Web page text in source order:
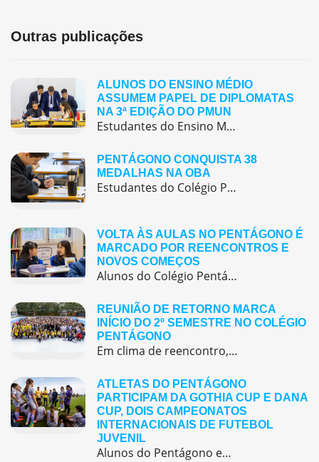
Outras publicações
ALUNOS DO ENSINO MÉDIO
ASSUMEM PAPEL DE DIPLOMATAS
NA 3ª EDIÇÃO DO PMUN
Estudantes do Ensino Médio do Colégio Pentágono protagonizaram uma simulação da ONU, defendendo posições de países em comitês temáticos e vivenciando, na prática, negociações diplomáticas multilíngues.
PENTÁGONO CONQUISTA 38
MEDALHAS NA OBA
Estudantes do Colégio Pentágono conquistam excelente resultado na Olimpíada Brasileira de Astronomia e Astronáutica (OBA) 2025, somando 38 medalhas.
VOLTA ÀS AULAS NO PENTÁGONO É
MARCADO POR REENCONTROS E
NOVOS COMEÇOS
Alunos do Colégio Pentágono retornaram às aulas trazendo o entusiasmo dos reencontros e o desejo de seguir aprendendo com significado.
REUNIÃO DE RETORNO MARCA
INÍCIO DO 2º SEMESTRE NO COLÉGIO
PENTÁGONO
Em clima de reencontro, a equipe pedagógica participou da abertura do semestre letivo com treinamentos e simulação de emergência
ATLETAS DO PENTÁGONO
PARTICIPAM DA GOTHIA CUP E DANA
CUP, DOIS CAMPEONATOS
INTERNACIONAIS DE FUTEBOL
JUVENIL
Alunos do Pentágono embarcaram para a Europa, onde participaram de duas das maiores competições internacionais de futebol juvenil